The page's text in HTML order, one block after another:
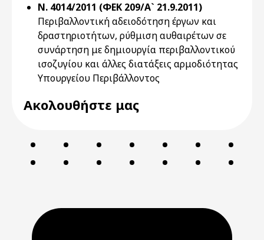
Ν. 4014/2011 (ΦΕΚ 209/Α` 21.9.2011)
Περιβαλλοντική αδειοδότηση έργων και
δραστηριοτήτων, ρύθμιση αυθαιρέτων σε
συνάρτηση με δημιουργία περιβαλλοντικού
ισοζυγίου και άλλες διατάξεις αρμοδιότητας
Υπουργείου Περιβάλλοντος
Ακολουθήστε μας